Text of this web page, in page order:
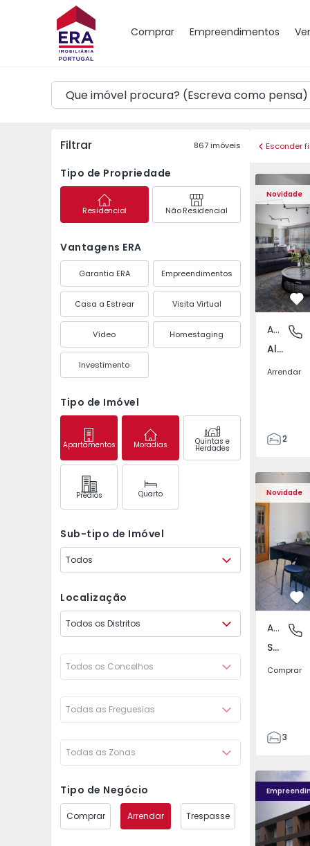
Comprar Empreendimentos
Mapa
Filtrar 867imóveis
Tipo de Propriedade
Residencial Não Residencial
Vantagens ERA
Garantia ERA Empreendimentos
Casa a Estrear Visita Virtual
Vídeo Homestaging
Investimento
Tipo de Imóvel
Apartamentos Moradias Quintas e
Herdades
Prédios Quarto
Sub-tipo de Imóvel
Todos
Localização
Todos os Distritos
Todos os Concelhos
Todas as Freguesias
Todas as Zonas
Tipo de Negócio
Comprar Arrendar Trespasse
Esconder
Novidade
Apartamento T2
Aliados,
Apartamento
Aliados, Porto
Arrendar
2
93
93
0
Novidade
Apartamento T3
Santo
Apartamento
Santo António dos Cavaleiros e Frielas, Lisboa
Comprar
3
85
93
7
Nova